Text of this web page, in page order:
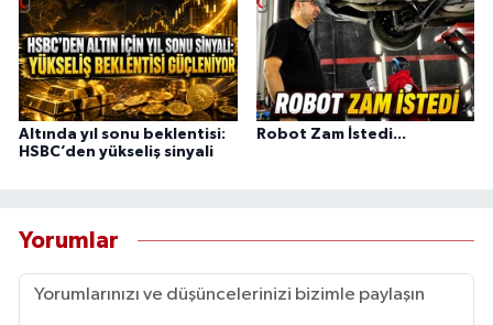
Altında yıl sonu beklentisi:
HSBC’den yükseliş sinyali
Robot Zam İstedi...
Yorumlar